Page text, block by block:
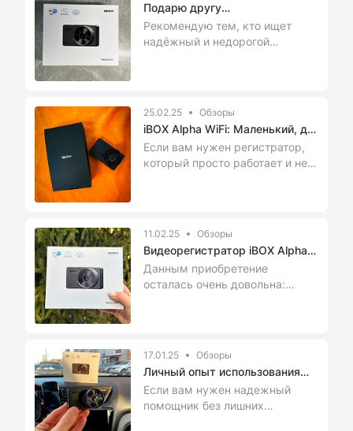
Подарю другу
видеорегистратор iB...
Рекомендую тем, кто ищет
надёжный и недорогой
25.02.25 Обзоры
iBOX Alpha WiFi: Маленький, да
у...
Если вам нужен регистратор,
который просто работает и не
11.02.25 Обзоры
Видеорегистратор iBOX Alpha
Wi-Fi.
Данным приобретение
осталась очень довольна:
17.01.25 Обзоры
Личный опыт использования
видеор...
Если вам нужен надежный
помощник без лишних